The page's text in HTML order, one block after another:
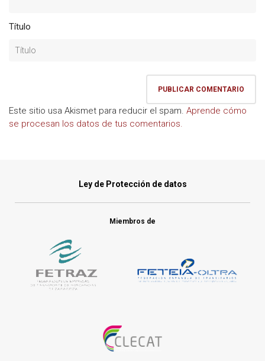
Título
Este sitio usa Akismet para reducir el spam. Aprende cómo
se procesan los datos de tus comentarios.
Ley de Protección de datos
Miembros de